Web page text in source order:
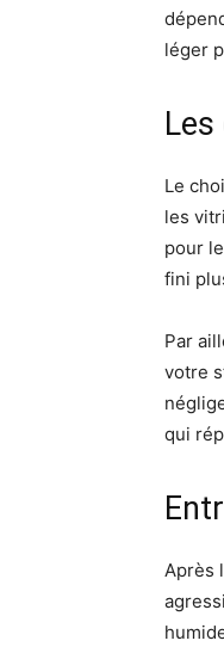
léger
Le
les
pour
fini
Par
votre
qui
Après